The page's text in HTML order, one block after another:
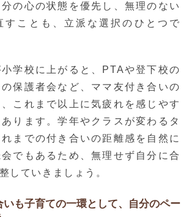
の心の状態を優先し、無理のない
すことも、立派な選択のひとつで
学校に上がると、PTAや登下校の
保護者会など、ママ友付き合いの
これまで以上に気疲れを感じやす
ります。学年やクラスが変わるタ
までの付き合いの距離感を自然に
でもあるため、無理せず自分に合
していきましょう。
いも子育ての一環として、自分のペー